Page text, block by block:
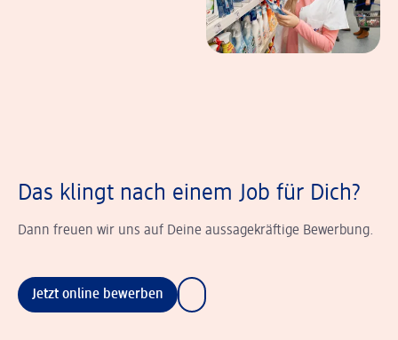
Das klingt nach einem Job für Dich?
Dann freuen wir uns auf Deine aussagekräftige Bewerbung.
Jetzt online bewerben